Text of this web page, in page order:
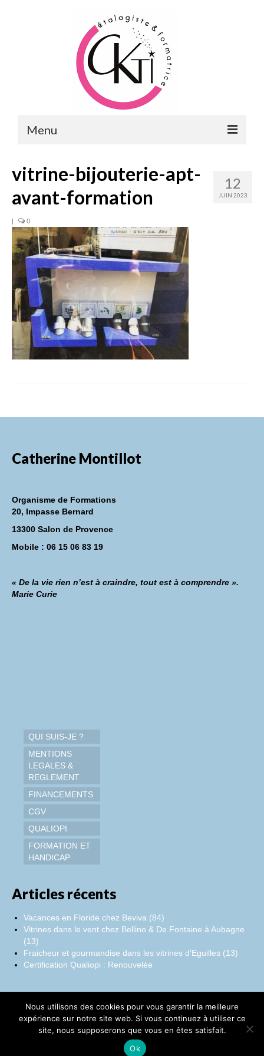
Menu
FORMATIONS
MERCHANDISING & VITRINES
FORMATIONS RH
FORMATIONS DE FORMATEURS
CONSEILS & PRESTATIONS
REALISATIONS
CONTACT
12
JUIN 2023
vitrine-bijouterie-apt-
avant-formation
| 0
Catherine Montillot
Organisme de Formations
20, Impasse Bernard
13300 Salon de Provence
Mobile : 06 15 06 83 19
« De la vie rien n’est à craindre, tout est à comprendre ».
Marie Curie
QUI SUIS-JE ?
MENTIONS
LEGALES &
REGLEMENT
FINANCEMENTS
CGV
QUALIOPI
FORMATION ET
HANDICAP
Articles récents
Vacances en Floride chez Beviva (84)
Vitrines dans le vent chez Bellino & De Fontaine à Aubagne
(13)
Fraicheur et gourmandise dans les vitrines d’Eguilles (13)
Certification Qualiopi : Renouvelée
Facebook
Instagram
LinkedIn
Nous utilisons des cookies pour vous garantir la meilleure
expérience sur notre site web. Si vous continuez à utiliser ce
site, nous supposerons que vous en êtes satisfait.
Ok